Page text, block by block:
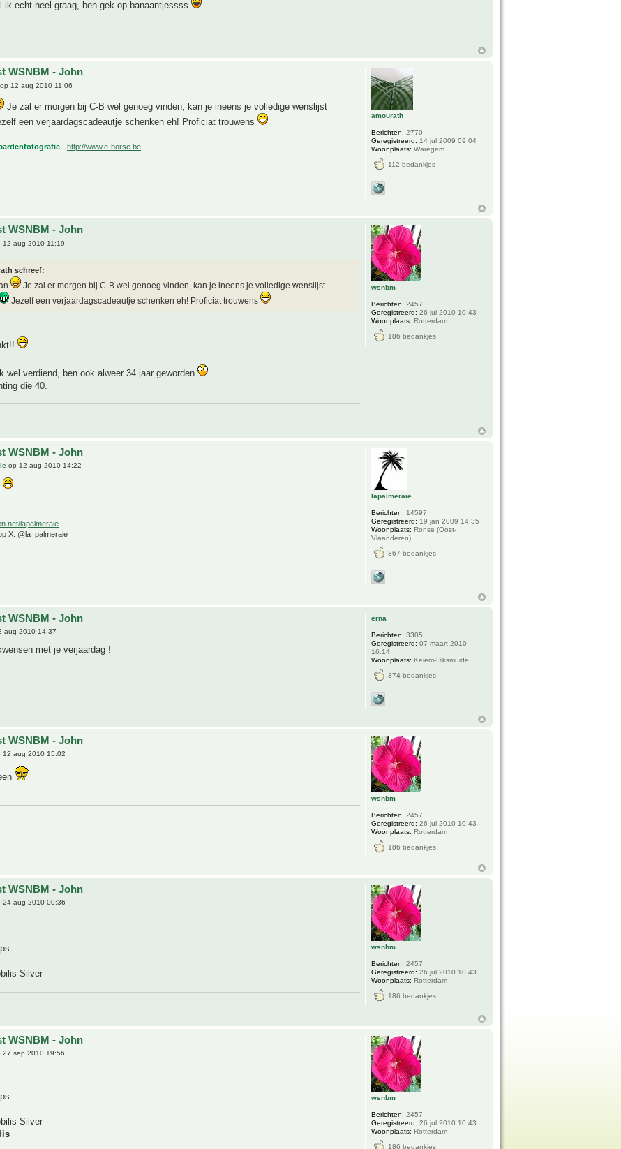
ik echt heel graag, ben gek op banaantjessss
WSNBM - John
op 12 aug 2010 11:06
Je zal er morgen bij C-B wel genoeg vinden, kan je ineens je volledige wenslijst
een verjaardagscadeautje schenken eh! Proficiat trouwens
- http://www.e-horse.be
amourath
Berichten: 2770
Geregistreerd: 14 jul 2009 09:04
Woonplaats: Waregem
112 bedankjes
WSNBM - John
12 aug 2010 11:19
schreef:
Je zal er morgen bij C-B wel genoeg vinden, kan je ineens je volledige wenslijst
Jezelf een verjaardagscadeautje schenken eh! Proficiat trouwens
wel verdiend, ben ook alweer 34 jaar geworden
die 40.
wsnbm
Berichten: 2457
Geregistreerd: 26 jul 2010 10:43
Woonplaats: Rotterdam
186 bedankjes
WSNBM - John
op 12 aug 2010 14:22
lapalmeraie
X: @la_palmeraie
lapalmeraie
Berichten: 14597
Geregistreerd: 19 jan 2009 14:35
Woonplaats: Ronse (Oost-
Vlaanderen)
867 bedankjes
WSNBM - John
aug 2010 14:37
met je verjaardag !
erna
Berichten: 3305
Geregistreerd: 07 maart 2010
16:14
Woonplaats: Keiem-Diksmuide
374 bedankjes
WSNBM - John
12 aug 2010 15:02
wsnbm
Berichten: 2457
Geregistreerd: 26 jul 2010 10:43
Woonplaats: Rotterdam
186 bedankjes
WSNBM - John
24 aug 2010 00:36
Silver
wsnbm
Berichten: 2457
Geregistreerd: 26 jul 2010 10:43
Woonplaats: Rotterdam
186 bedankjes
WSNBM - John
27 sep 2010 19:56
Silver
wsnbm
Berichten: 2457
Geregistreerd: 26 jul 2010 10:43
Woonplaats: Rotterdam
186 bedankjes